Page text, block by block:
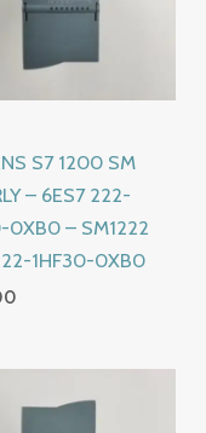
S7 1200 SM
– 6ES7 222-
0XB0 – SM1222
1HF30-0XB0